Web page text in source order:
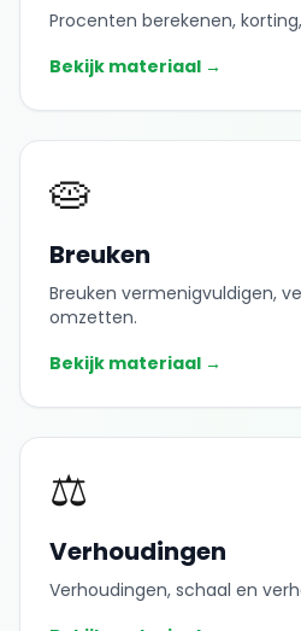
Procenten berekenen,
Bekijk materiaal →
🥧
Breuken
Breuken vermenigvuldigen,
omzetten.
Bekijk materiaal →
⚖️
Verhoudingen
Verhoudingen, schaal en